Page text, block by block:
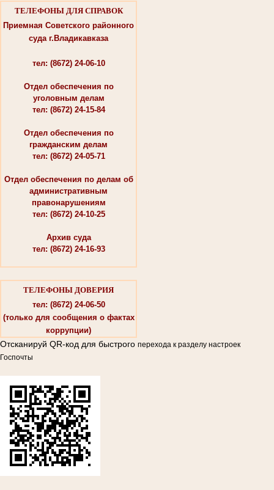
ТЕЛЕФОНЫ ДЛЯ СПРАВОК
Приемная Советского районного
суда г.Владикавказа
тел: (8672) 24-06-10
Отдел обеспечения по
уголовным делам
тел: (8672) 24-15-84
Отдел обеспечения по
гражданским делам
тел: (8672) 24-05-71
Отдел обеспечения по делам об
административным
правонарушениям
тел: (8672) 24-10-25
Архив суда
тел: (8672) 24-16-93
ТЕЛЕФОНЫ ДОВЕРИЯ
тел: (8672) 24-06-50
(только для сообщения о фактах
коррупции)
Отсканируй QR-код для быстрого перехода к разделу настроек
Госпочты